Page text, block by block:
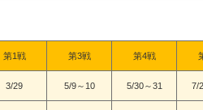
第1戦 第3戦 第4戦
3/29 5/9～10 5/30～31 7/